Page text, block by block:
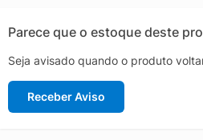
Parece que o estoque deste
Seja avisado quando o produto
Receber Aviso